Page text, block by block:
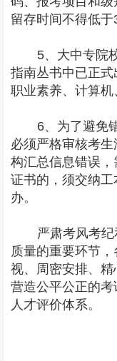
留存时间不得低于
5、大中专院
指南丛书中已正式
职业素养、计算机
6、为了避免
必须严格审核考
构汇总信息错误
证书的，须交纳
办。
严肃考风考
质量的重要环节
视、周密安排、精
营造公平公正的
人才评价体系。